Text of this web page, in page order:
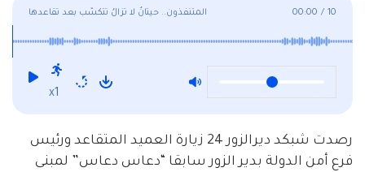
المتنفذون.. حيتانٌ لا تزالُ تتكسّب بعد تقاعدها 00:00 / 10
x1
رصدت شبكد ديرالزور 24 زيارة العميد المتقاعد ورئيس
فرع أمن الدولة بدير الزور سابقا “دعاس دعاس” لمبنى